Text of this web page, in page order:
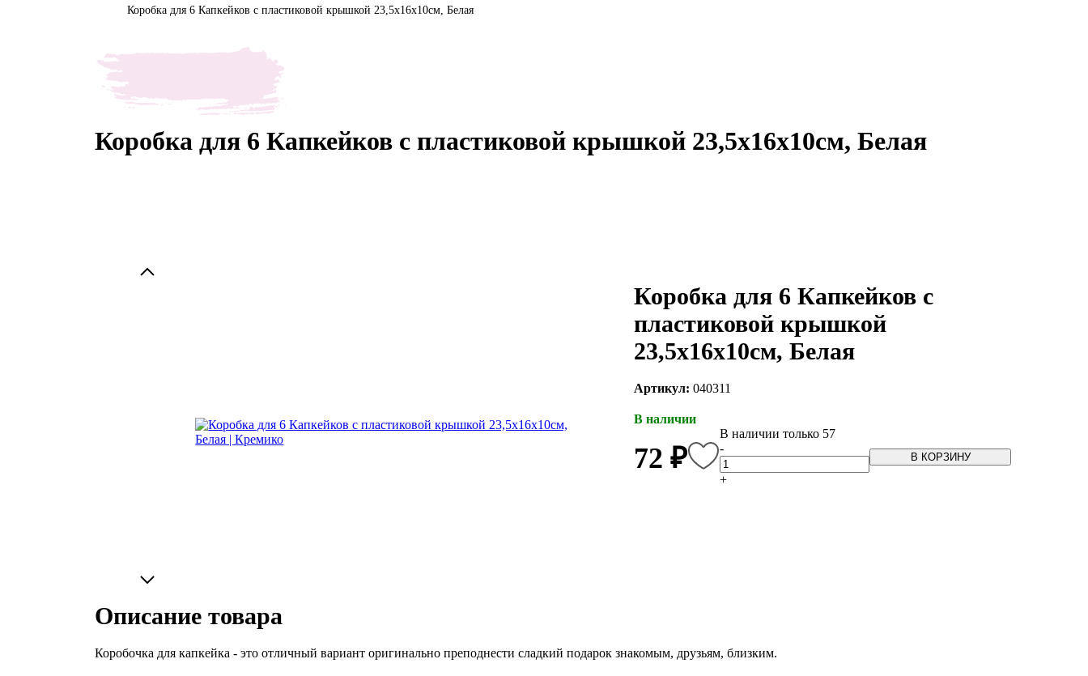
Коробка для 6 Капкейков с пластиковой крышкой 23,5х16х10см, Белая
Коробка для 6 Капкейков с пластиковой крышкой 23,5х16х10см, Белая
Коробка для 6 Капкейков с
пластиковой крышкой
23,5х16х10см, Белая
Артикул: 040311
В наличии
72 ₽
В наличии только 57
-
+
В КОРЗИНУ
Описание товара
Коробочка для капкейка - это отличный вариант оригинально преподнести сладкий подарок знакомым, друзьям, близким.